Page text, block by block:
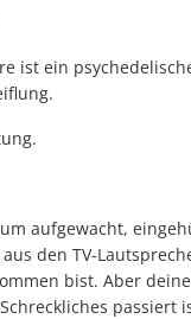
ist ein
aufgewacht,
den TV-
bist. Aber